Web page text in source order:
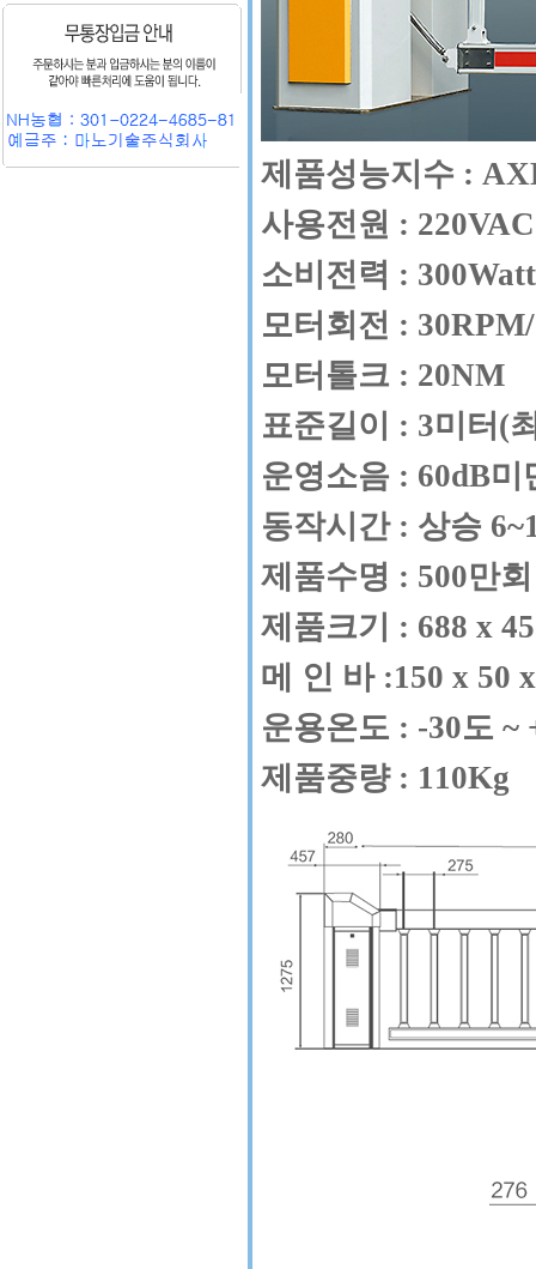
제품성능지수 :
사용전원 :
소비전력 :
모터회전 :
모터톨크 : 20NM
표준길이 : 3미터(
운영소음 : 60dB미
동작시간 : 상승
제품수명 : 500만
제품크기 : 688 x
메 인 바 :150 x 50
운용온도 : -30도 ~
제품중량 : 110Kg